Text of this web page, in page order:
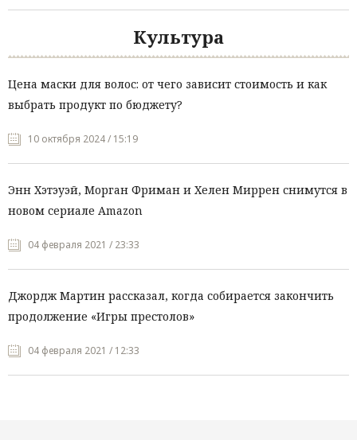
Культура
Цена маски для волос: от чего зависит стоимость и как
выбрать продукт по бюджету?
10 октября 2024 / 15:19
Энн Хэтэуэй, Морган Фриман и Хелен Миррен снимутся в
новом сериале Amazon
04 февраля 2021 / 23:33
Джордж Мартин рассказал, когда собирается закончить
продолжение «Игры престолов»
04 февраля 2021 / 12:33